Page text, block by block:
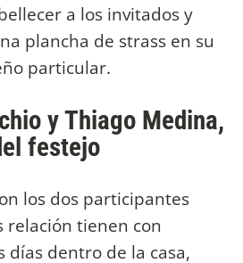
a los invitados y
plancha de strass en su
particular.
y Thiago Medina,
festejo
los dos participantes
relación tienen con
días dentro de la casa,